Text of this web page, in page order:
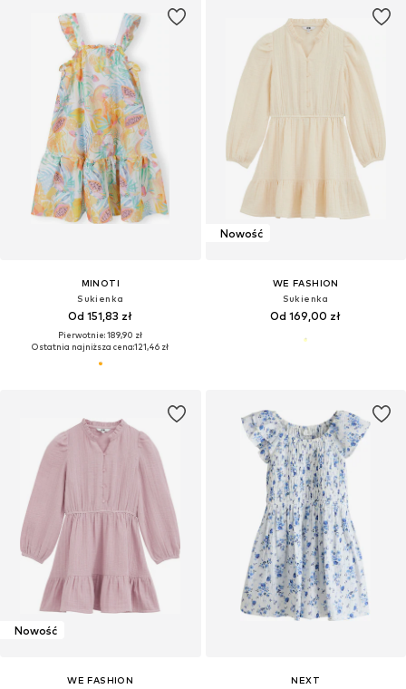
MINOTI
Sukienka
Od 151,83 zł
Pierwotnie: 189,90 zł
Ostatnia najniższa cena:121,46 zł
Nowość
WE FASHION
Sukienka
Od 169,00 zł
Nowość
WE FASHION
NEXT